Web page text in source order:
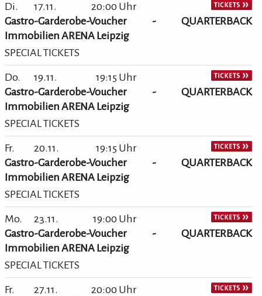
Di. 17.11.
20:00 Uhr
Gastro-Garderobe-Voucher - QUARTERBACK
Immobilien ARENA Leipzig
SPECIAL TICKETS
Do. 19.11.
19:15 Uhr
Gastro-Garderobe-Voucher - QUARTERBACK
Immobilien ARENA Leipzig
SPECIAL TICKETS
Fr. 20.11.
19:15 Uhr
Gastro-Garderobe-Voucher - QUARTERBACK
Immobilien ARENA Leipzig
SPECIAL TICKETS
Mo. 23.11.
19:00 Uhr
Gastro-Garderobe-Voucher - QUARTERBACK
Immobilien ARENA Leipzig
SPECIAL TICKETS
Fr. 27.11.
20:00 Uhr